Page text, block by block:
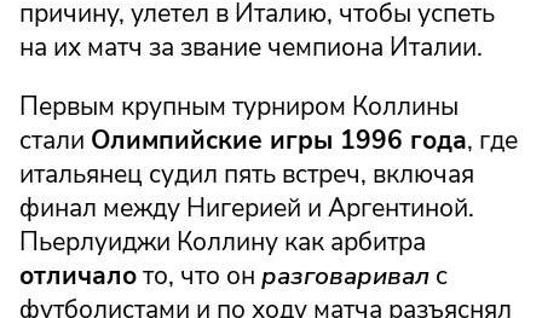
причину, улетел в Италию, чтобы успеть
на их матч за звание чемпиона Италии.
Первым крупным турниром Коллины
стали Олимпийские игры 1996 года, где
итальянец судил пять встреч, включая
финал между Нигерией и Аргентиной.
Пьерлуиджи Коллину как арбитра
отличалото, что он разговаривал с
футболистами и по ходу матча разъяснял